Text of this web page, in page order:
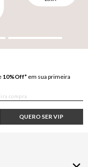
10%Off* em sua primeira
QUERO SER VIP